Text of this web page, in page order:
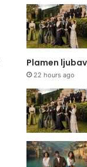
Plamen
22 hours ago